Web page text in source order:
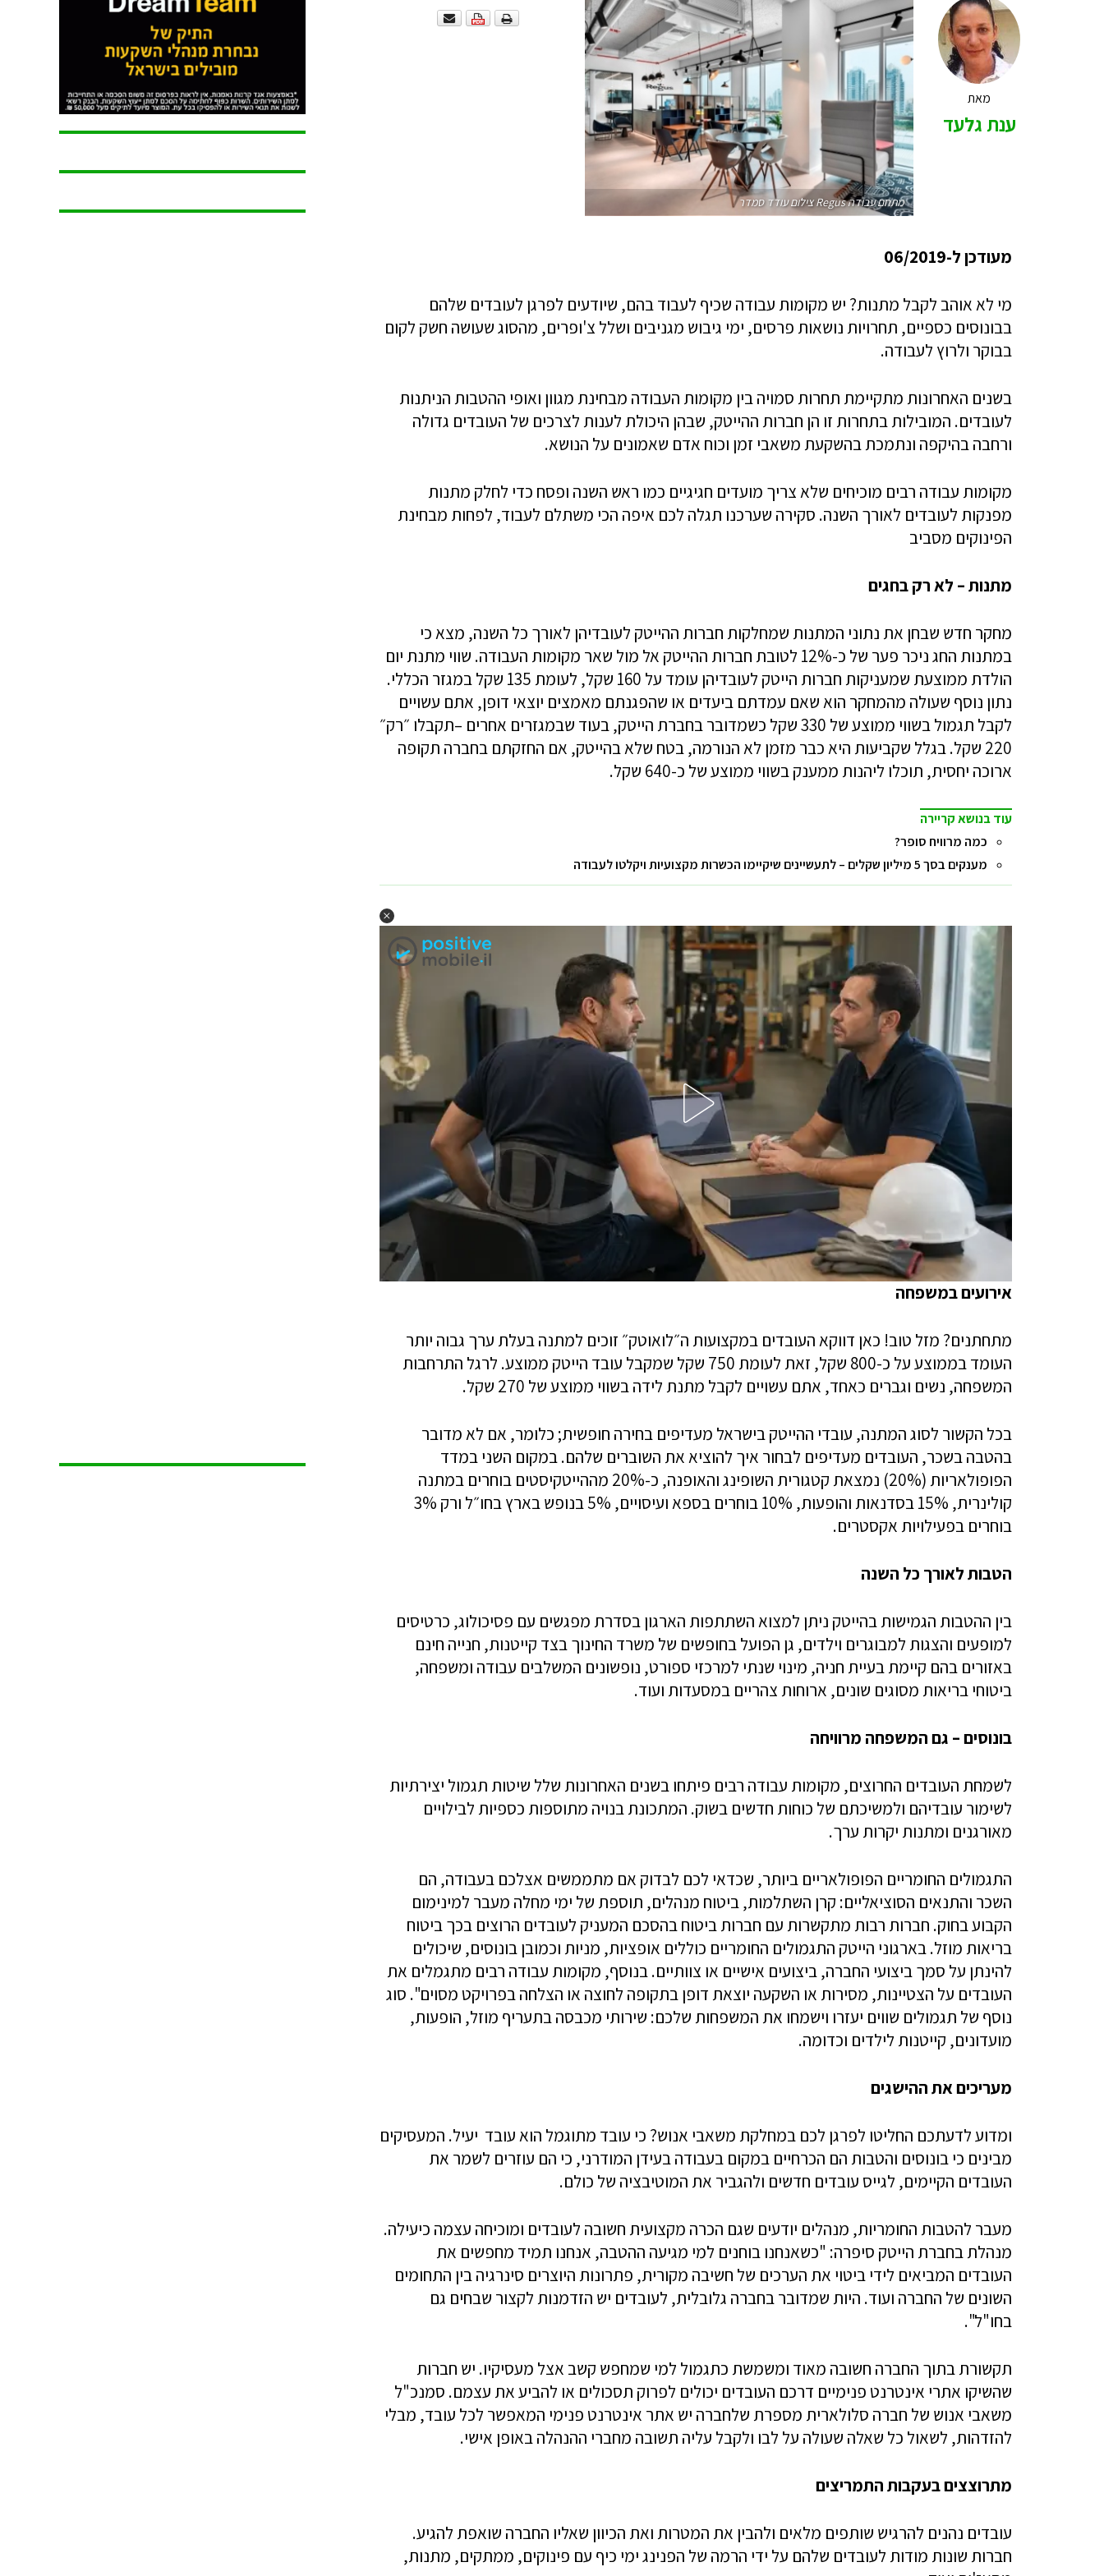
מאת
ענת גלעד
מתחם עבודה Regus צילום עודד סמדר
מעודכן ל-06/2019
מי לא אוהב לקבל מתנות? יש מקומות עבודה שכיף לעבוד בהם, שיודעים לפרגן לעובדים שלהם
בבונוסים כספיים, תחרויות נושאות פרסים, ימי גיבוש מגניבים ושלל צ'ופרים, מהסוג שעושה חשק לקום
בבוקר ולרוץ לעבודה.
בשנים האחרונות מתקיימת תחרות סמויה בין מקומות העבודה מבחינת מגוון ואופי ההטבות הניתנות
לעובדים. המובילות בתחרות זו הן חברות ההייטק, שבהן היכולת לענות לצרכים של העובדים גדולה
ורחבה בהיקפה ונתמכת בהשקעת משאבי זמן וכוח אדם שאמונים על הנושא.
מקומות עבודה רבים מוכיחים שלא צריך מועדים חגיגיים כמו ראש השנה ופסח כדי לחלק מתנות
מפנקות לעובדים לאורך השנה. סקירה שערכנו תגלה לכם איפה הכי משתלם לעבוד, לפחות מבחינת
הפינוקים מסביב
מתנות – לא רק בחגים
מחקר חדש שבחן את נתוני המתנות שמחלקות חברות ההייטק לעובדיהן לאורך כל השנה, מצא כי
במתנות החג ניכר פער של כ-12% לטובת חברות ההייטק אל מול שאר מקומות העבודה. שווי מתנת יום
הולדת ממוצעת שמעניקות חברות הייטק לעובדיהן עומד על 160 שקל, לעומת 135 שקל במגזר הכללי.
נתון נוסף שעולה מהמחקר הוא שאם עמדתם ביעדים או שהפגנתם מאמצים יוצאי דופן, אתם עשויים
לקבל תגמול בשווי ממוצע של 330 שקל כשמדובר בחברת הייטק, בעוד שבמגזרים אחרים –תקבלו ״רק״
220 שקל. בגלל שקביעות היא כבר מזמן לא הנורמה, בטח שלא בהייטק, אם החזקתם בחברה תקופה
ארוכה יחסית, תוכלו ליהנות ממענק בשווי ממוצע של כ-640 שקל.
עוד בנושא קריירה
כמה מרוויח סופר?
מענקים בסך 5 מיליון שקלים – לתעשיינים שיקיימו הכשרות מקצועיות ויקלטו לעבודה
אירועים במשפחה
מתחתנים? מזל טוב! כאן דווקא העובדים במקצועות ה״לואוטק״ זוכים למתנה בעלת ערך גבוה יותר
העומד בממוצע על כ-800 שקל, זאת לעומת 750 שקל שמקבל עובד הייטק ממוצע. לרגל התרחבות
המשפחה, נשים וגברים כאחד, אתם עשויים לקבל מתנת לידה בשווי ממוצע של 270 שקל.
בכל הקשור לסוג המתנה, עובדי ההייטק בישראל מעדיפים בחירה חופשית; כלומר, אם לא מדובר
בהטבה בשכר, העובדים מעדיפים לבחור איך להוציא את השוברים שלהם. במקום השני במדד
הפופולאריות (20%) נמצאת קטגורית השופינג והאופנה, כ-20% מההייטקיסטים בוחרים במתנה
קולינרית, 15% בסדנאות והופעות, 10% בוחרים בספא ועיסויים, 5% בנופש בארץ בחו״ל ורק 3%
בוחרים בפעילויות אקסטרים.
הטבות לאורך כל השנה
בין ההטבות הגמישות בהייטק ניתן למצוא השתתפות הארגון בסדרת מפגשים עם פסיכולוג, כרטיסים
למופעים והצגות למבוגרים וילדים, גן הפועל בחופשים של משרד החינוך בצד קייטנות, חנייה חינם
באזורים בהם קיימת בעיית חניה, מינוי שנתי למרכזי ספורט, נופשונים המשלבים עבודה ומשפחה,
ביטוחי בריאות מסוגים שונים, ארוחות צהריים במסעדות ועוד.
בונוסים – גם המשפחה מרוויחה
לשמחת העובדים החרוצים, מקומות עבודה רבים פיתחו בשנים האחרונות שלל שיטות תגמול יצירתיות
לשימור עובדיהם ולמשיכתם של כוחות חדשים בשוק. המתכונת בנויה מתוספות כספיות לבילויים
מאורגנים ומתנות יקרות ערך.
התגמולים החומריים הפופולאריים ביותר, שכדאי לכם לבדוק אם מתממשים אצלכם בעבודה, הם
השכר והתנאים הסוציאליים: קרן השתלמות, ביטוח מנהלים, תוספת של ימי מחלה מעבר למינימום
הקבוע בחוק. חברות רבות מתקשרות עם חברות ביטוח בהסכם המעניק לעובדים הרוצים בכך ביטוח
בריאות מוזל. בארגוני הייטק התגמולים החומריים כוללים אופציות, מניות וכמובן בונוסים, שיכולים
להינתן על סמך ביצועי החברה, ביצועים אישיים או צוותיים. בנוסף, מקומות עבודה רבים מתגמלים את
העובדים על הצטיינות, מסירות או השקעה יוצאת דופן בתקופה לחוצה או הצלחה בפרויקט מסוים". סוג
נוסף של תגמולים שווים יעזרו וישמחו את המשפחות שלכם: שירותי מכבסה בתעריף מוזל, הופעות,
מועדונים, קייטנות לילדים וכדומה.
מעריכים את ההישגים
ומדוע לדעתכם החליטו לפרגן לכם במחלקת משאבי אנוש? כי עובד מתוגמל הוא עובד יעיל. המעסיקים
מבינים כי בונוסים והטבות הם הכרחיים במקום בעבודה בעידן המודרני, כי הם עוזרים לשמר את
העובדים הקיימים, לגייס עובדים חדשים ולהגביר את המוטיבציה של כולם.
מעבר להטבות החומריות, מנהלים יודעים שגם הכרה מקצועית חשובה לעובדים ומוכיחה עצמה כיעילה.
מנהלת בחברת הייטק סיפרה: "כשאנחנו בוחנים למי מגיעה ההטבה, אנחנו תמיד מחפשים את
העובדים המביאים לידי ביטוי את הערכים של חשיבה מקורית, פתרונות היוצרים סינרגיה בין התחומים
השונים של החברה ועוד. היות שמדובר בחברה גלובלית, לעובדים יש הזדמנות לקצור שבחים גם
בחו"ל".
תקשורת בתוך החברה חשובה מאוד ומשמשת כתגמול למי שמחפש קשב אצל מעסיקיו. יש חברות
שהשיקו אתרי אינטרנט פנימיים דרכם העובדים יכולים לפרוק תסכולים או להביע את עצמם. סמנכ"ל
משאבי אנוש של חברה סלולארית מספרת שלחברה יש אתר אינטרנט פנימי המאפשר לכל עובד, מבלי
להזדהות, לשאול כל שאלה שעולה על לבו ולקבל עליה תשובה מחברי ההנהלה באופן אישי.
מתרוצצים בעקבות התמריצים
עובדים נהנים להרגיש שותפים מלאים ולהבין את המטרות ואת הכיוון שאליו החברה שואפת להגיע.
חברות שונות מודות לעובדים שלהם על ידי הרמה של הפנינג ימי כיף עם פינוקים, ממתקים, מתנות,